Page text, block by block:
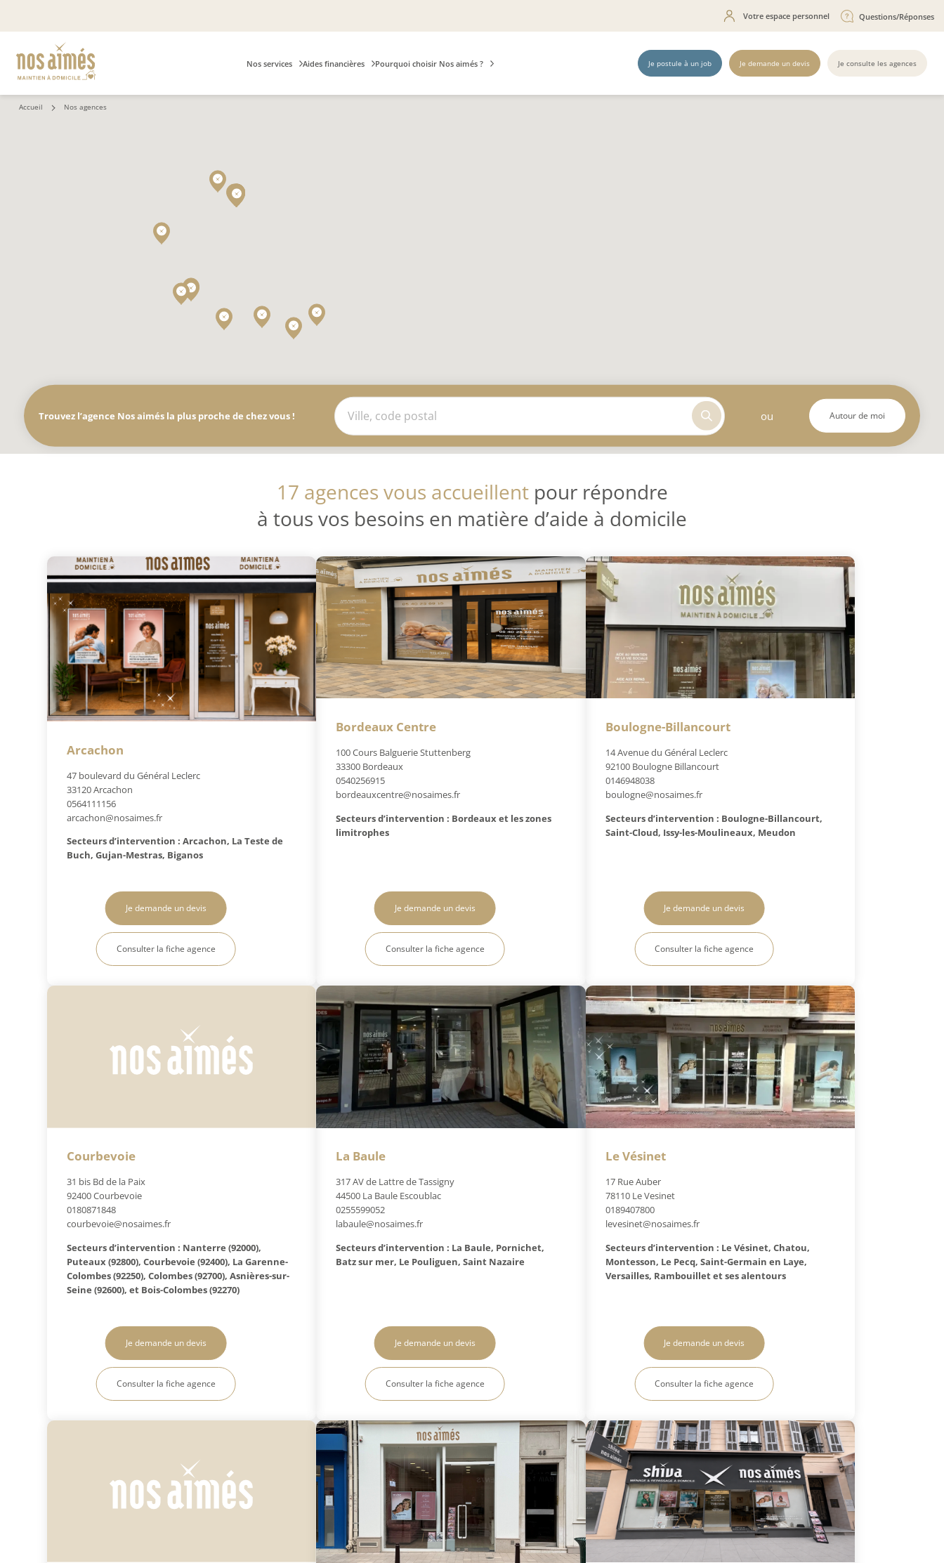
Votre espace personnel Questions/Réponses
Nos services Aides financières Pourquoi choisir Nos aimés ? Je postule à un job Je demande un devis Je consulte les agences
Accueil Nos agences
Trouvez l’agence Nos aimés la plus proche de chez vous ! ou Autour de moi
17 agences vous accueillentpour répondre
à tous vos besoins en matière d’aide à domicile
Arcachon
47 boulevard du Général Leclerc
33120 Arcachon
0564111156
arcachon@nosaimes.fr
Secteurs d’intervention : Arcachon, La Teste de
Buch, Gujan-Mestras, Biganos
Je demande un devis
Consulter la fiche agence
Bordeaux Centre
100 Cours Balguerie Stuttenberg
33300 Bordeaux
0540256915
bordeauxcentre@nosaimes.fr
Secteurs d’intervention : Bordeaux et les zones
limitrophes
Je demande un devis
Consulter la fiche agence
Boulogne-Billancourt
14 Avenue du Général Leclerc
92100 Boulogne Billancourt
0146948038
boulogne@nosaimes.fr
Secteurs d’intervention : Boulogne-Billancourt,
Saint-Cloud, Issy-les-Moulineaux, Meudon
Je demande un devis
Consulter la fiche agence
Courbevoie
31 bis Bd de la Paix
92400 Courbevoie
0180871848
courbevoie@nosaimes.fr
Secteurs d’intervention : Nanterre (92000),
Puteaux (92800), Courbevoie (92400), La Garenne-
Colombes (92250), Colombes (92700), Asnières-sur-
Seine (92600), et Bois-Colombes (92270)
Je demande un devis
Consulter la fiche agence
La Baule
317 AV de Lattre de Tassigny
44500 La Baule Escoublac
0255599052
labaule@nosaimes.fr
Secteurs d’intervention : La Baule, Pornichet,
Batz sur mer, Le Pouliguen, Saint Nazaire
Je demande un devis
Consulter la fiche agence
Le Vésinet
17 Rue Auber
78110 Le Vesinet
0189407800
levesinet@nosaimes.fr
Secteurs d’intervention : Le Vésinet, Chatou,
Montesson, Le Pecq, Saint-Germain en Laye,
Versailles, Rambouillet et ses alentours
Je demande un devis
Consulter la fiche agence